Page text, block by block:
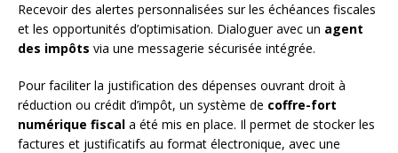
Recevoir des alertes personnalisées sur les échéances fiscales
et les opportunités d’optimisation. Dialoguer avec un agent
des impôts via une messagerie sécurisée intégrée.
Pour faciliter la justification des dépenses ouvrant droit à
réduction ou crédit d’impôt, un système de coffre-fort
numérique fiscal a été mis en place. Il permet de stocker les
factures et justificatifs au format électronique, avec une